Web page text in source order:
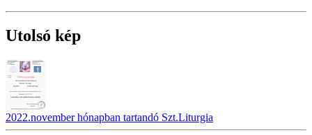
Utolsó kép
2022.november hónapban tartandó Szt.Liturgia